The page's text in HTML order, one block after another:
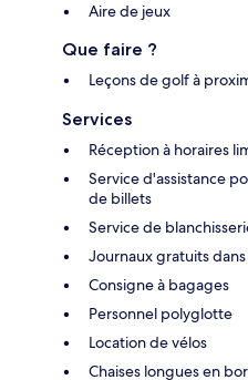
Aire de jeux
Que faire ?
Leçons de golf à
Services
Réception à horaires
Service d'assistance
de billets
Service de
Journaux gratuits dans
Consigne à bagages
Personnel polyglotte
Location de vélos
Chaises longues en